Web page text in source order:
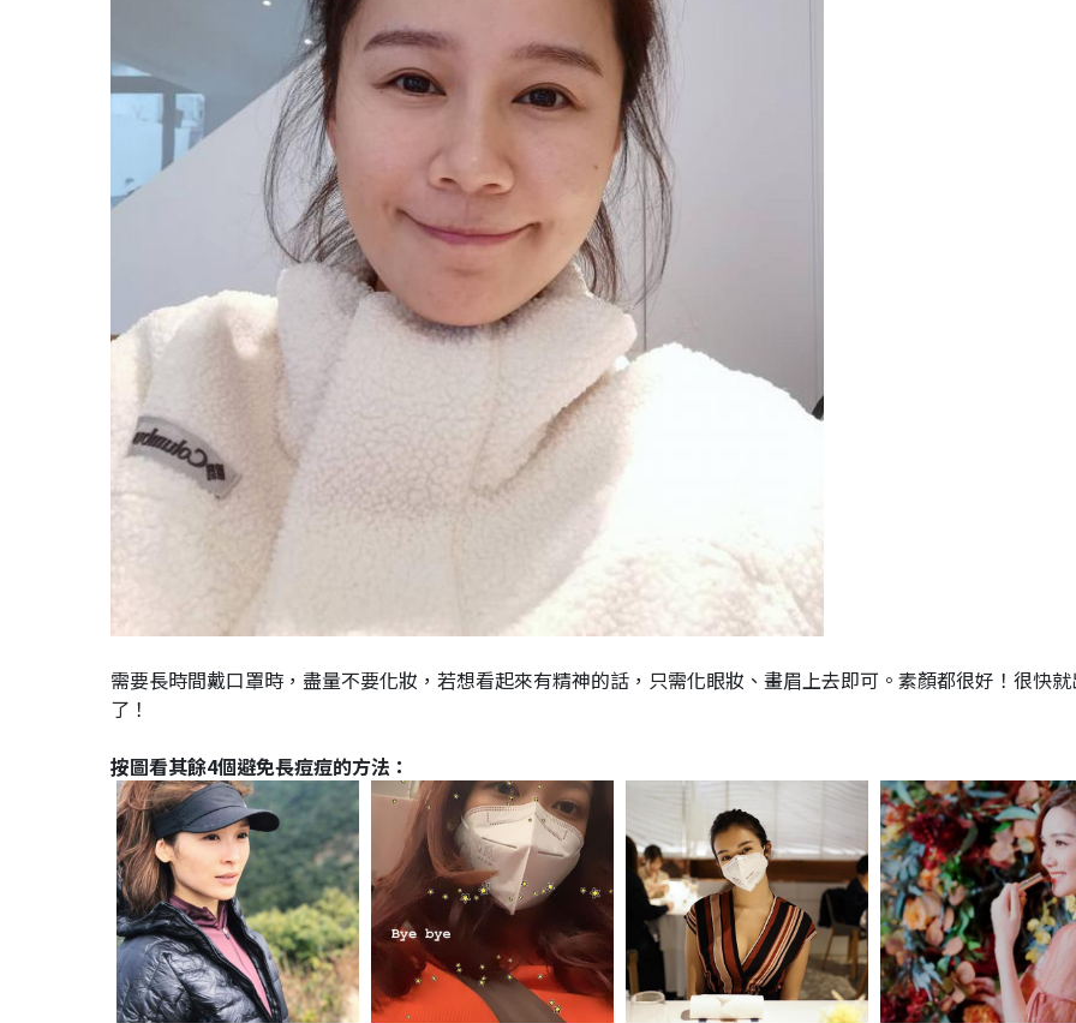
需要長時間戴口罩時，盡量不要化妝，若想看起來有精神的話，只需化眼妝、畫眉上去即可。素顏都很好！很快
了！
按圖看其餘4個避免長痘痘的方法：